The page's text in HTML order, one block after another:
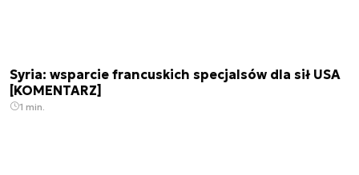
Syria: wsparcie francuskich specjalsów dla sił USA
[KOMENTARZ]
1 min.